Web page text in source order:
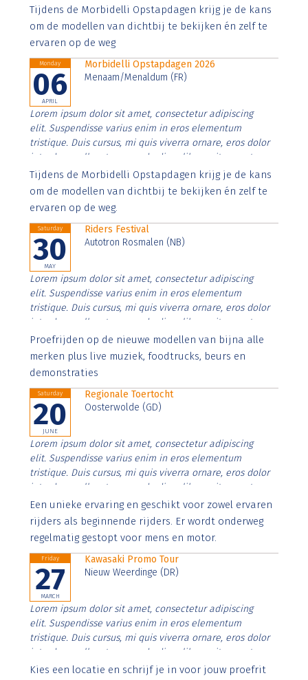
Aenean faucibus nibh et justo cursus id rutrum lorem
imperdiet. Nunc ut sem vitae risus tristique posuere.
Tijdens de Morbidelli Opstapdagen krijg je de kans
om de modellen van dichtbij te bekijken én zelf te
ervaren op de weg
Monday
06
APRIL
Morbidelli Opstapdagen 2026
Menaam/Menaldum (FR)
Lorem ipsum dolor sit amet, consectetur adipiscing
elit. Suspendisse varius enim in eros elementum
tristique. Duis cursus, mi quis viverra ornare, eros dolor
interdum nulla, ut commodo diam libero vitae erat.
Aenean faucibus nibh et justo cursus id rutrum lorem
imperdiet. Nunc ut sem vitae risus tristique posuere.
Tijdens de Morbidelli Opstapdagen krijg je de kans
om de modellen van dichtbij te bekijken én zelf te
ervaren op de weg.
Saturday
30
MAY
Riders Festival
Autotron Rosmalen (NB)
Lorem ipsum dolor sit amet, consectetur adipiscing
elit. Suspendisse varius enim in eros elementum
tristique. Duis cursus, mi quis viverra ornare, eros dolor
interdum nulla, ut commodo diam libero vitae erat.
Aenean faucibus nibh et justo cursus id rutrum lorem
imperdiet. Nunc ut sem vitae risus tristique posuere.
Proefrijden op de nieuwe modellen van bijna alle
merken plus live muziek, foodtrucks, beurs en
demonstraties
Saturday
20
JUNE
Regionale Toertocht
Oosterwolde (GD)
Lorem ipsum dolor sit amet, consectetur adipiscing
elit. Suspendisse varius enim in eros elementum
tristique. Duis cursus, mi quis viverra ornare, eros dolor
interdum nulla, ut commodo diam libero vitae erat.
Aenean faucibus nibh et justo cursus id rutrum lorem
imperdiet. Nunc ut sem vitae risus tristique posuere.
Een unieke ervaring en geschikt voor zowel ervaren
rijders als beginnende rijders. Er wordt onderweg
regelmatig gestopt voor mens en motor.
Friday
27
MARCH
Kawasaki Promo Tour
Nieuw Weerdinge (DR)
Lorem ipsum dolor sit amet, consectetur adipiscing
elit. Suspendisse varius enim in eros elementum
tristique. Duis cursus, mi quis viverra ornare, eros dolor
interdum nulla, ut commodo diam libero vitae erat.
Aenean faucibus nibh et justo cursus id rutrum lorem
Kies een locatie en schrijf je in voor jouw proefrit